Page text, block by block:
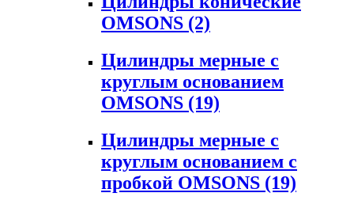
OMSONS (2)
Цилиндры мерные с
круглым основанием
OMSONS (19)
Цилиндры мерные с
круглым основанием с
пробкой OMSONS (19)